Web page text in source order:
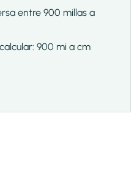
entre 900 millas a
900 mi a cm